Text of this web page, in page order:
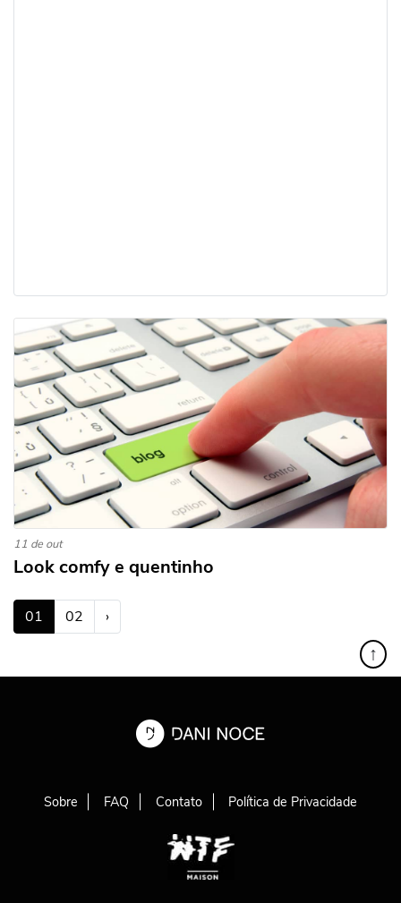
11 de out
Look comfy e quentinho
01 (atual)
02 ›
↑
Sobre FAQ Contato Política de Privacidade